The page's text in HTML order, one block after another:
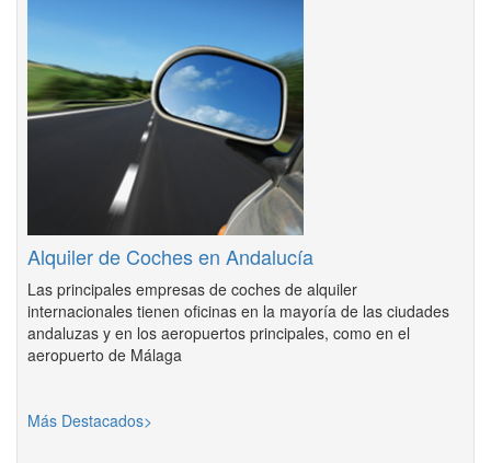
Alquiler de Coches en Andalucía
Las principales empresas de coches de alquiler
internacionales tienen oficinas en la mayoría de las ciudades
andaluzas y en los aeropuertos principales, como en el
aeropuerto de Málaga
Más Destacados>